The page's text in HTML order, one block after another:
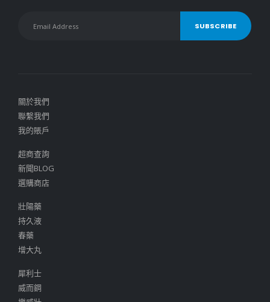
關於我們
聯繫我們
我的賬戶
超商查詢
新聞BLOG
選購商店
壯陽藥
持久液
春藥
增大丸
犀利士
威而鋼